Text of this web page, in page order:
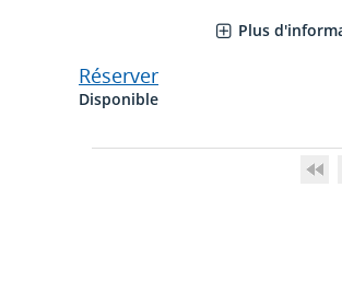
Plus
Réserver
Disponible